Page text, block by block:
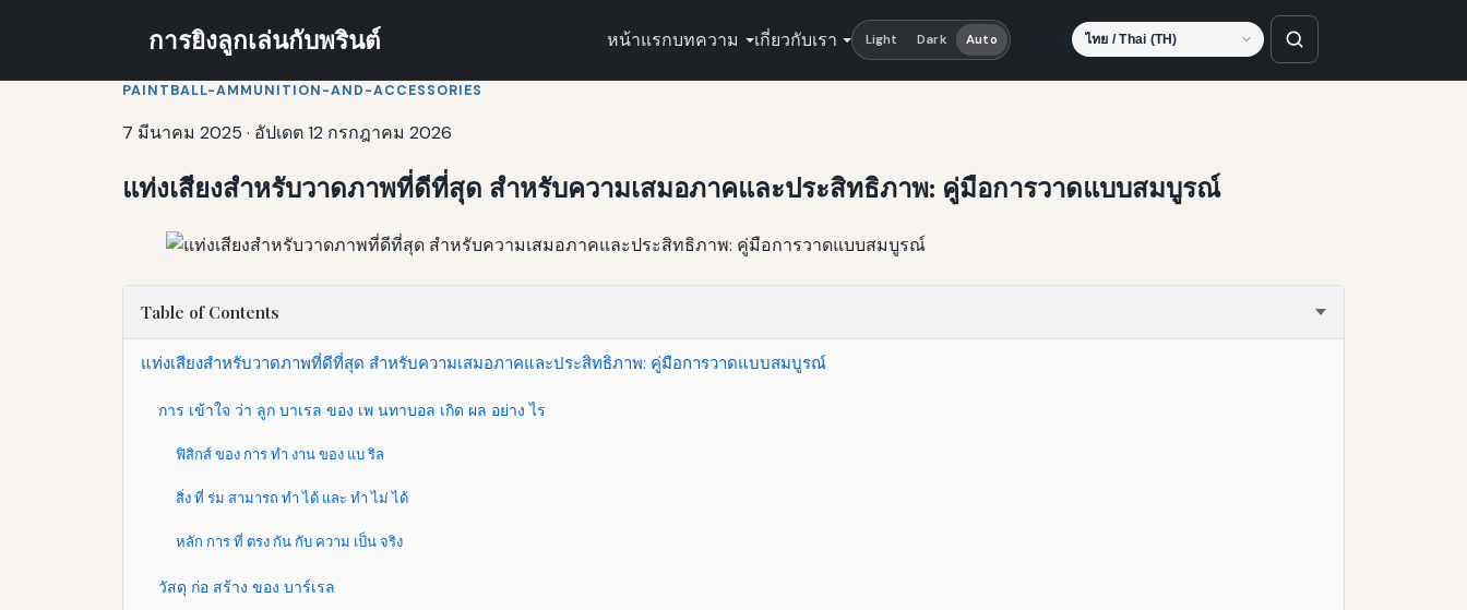
การยิงลูกเล่นกับพรินต์ หน้าแรกบทความ เกี่ยวกับเรา Light Dark Auto
PAINTBALL-AMMUNITION-AND-ACCESSORIES
7 มีนาคม 2025 · อัปเดต 12 กรกฎาคม 2026
แท่งเสียงสําหรับวาดภาพที่ดีที่สุด สําหรับความเสมอภาคและประสิทธิภาพ: คู่มือการวาดแบบสมบูรณ์
Table of Contents
แท่งเสียงสําหรับวาดภาพที่ดีที่สุด สําหรับความเสมอภาคและประสิทธิภาพ: คู่มือการวาดแบบสมบูรณ์
การ เข้าใจ ว่า ลูก บาเรล ของ เพ นทาบอล เกิด ผล อย่าง ไร
ฟิสิกส์ ของ การ ทํา งาน ของ แบ ริล
สิ่ง ที่ ร่ม สามารถ ทํา ได้ และ ทํา ไม่ ได้
หลัก การ ที่ ตรง กัน กับ ความ เป็น จริง
วัสดุ ก่อ สร้าง ของ บาร์เรล